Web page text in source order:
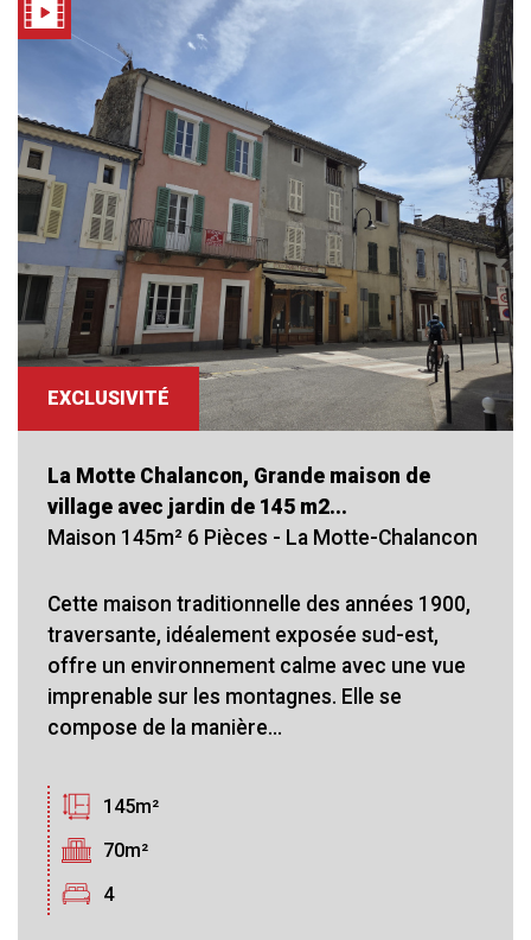
EXCLUSIVITÉ
La Motte Chalancon, Grande maison de
village avec jardin de 145 m2...
Maison 145m² 6 Pièces - La Motte-Chalancon
Cette maison traditionnelle des années 1900,
traversante, idéalement exposée sud-est,
offre un environnement calme avec une vue
imprenable sur les montagnes. Elle se
compose de la manière...
145m²
70m²
4